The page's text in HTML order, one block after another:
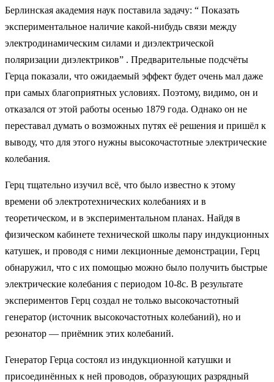
Берлинская академия наук поставила задачу: “ Показать
экспериментальное наличие какой-нибудь связи между
электродинамическим силами и диэлектрической
поляризации диэлектриков” . Предварительные подсчёты
Герца показали, что ожидаемый эффект будет очень мал даже
при самых благоприятных условиях. Поэтому, видимо, он и
отказался от этой работы осенью 1879 года. Однако он не
переставал думать о возможных путях её решения и пришёл к
выводу, что для этого нужны высокочастотные электрические
колебания.
Герц тщательно изучил всё, что было известно к этому
времени об электротехнических колебаниях и в
теоретическом, и в экспериментальном планах. Найдя в
физическом кабинете технической школы пару индукционных
катушек, и проводя с ними лекционные демонстрации, Герц
обнаружил, что с их помощью можно было получить быстрые
электрические колебания с периодом 10-8с. В результате
экспериментов Герц создал не только высокочастотный
генератор (источник высокочастотных колебаний), но и
резонатор — приёмник этих колебаний.
Генератор Герца состоял из индукционной катушки и
присоединённых к ней проводов, образующих разрядный